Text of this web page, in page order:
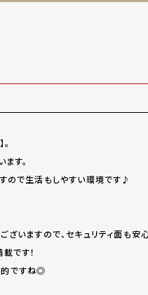
す。
ので生活もしやすい環境です♪
ざいますので、セキュリティ面も
です！
的ですね◎